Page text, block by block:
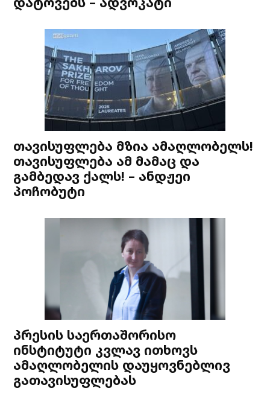
თავისუფლება მზია ამაღლობელს!
თავისუფლება ამ მამაც და
გამბედავ ქალს! – ანდჟეი
პოჩობუტი
პრესის საერთაშორისო
ინსტიტუტი კვლავ ითხოვს
ამაღლობელის დაუყოვნებლივ
გათავისუფლებას